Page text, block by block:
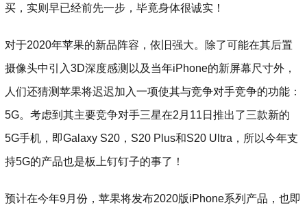
买，实则早已经前先一步，毕竟身体很诚实！
对于2020年苹果的新品阵容，依旧强大。除了可能在其后置
摄像头中引入3D深度感测以及当年iPhone的新屏幕尺寸外，
人们还猜测苹果将迟迟加入一项使其与竞争对手竞争的功能：
5G。考虑到其主要竞争对手三星在2月11日推出了三款新的
5G手机，即Galaxy S20，S20 Plus和S20 Ultra，所以今年支
持5G的产品也是板上钉钉子的事了！
预计在今年9月份，苹果将发布2020版iPhone系列产品，也即